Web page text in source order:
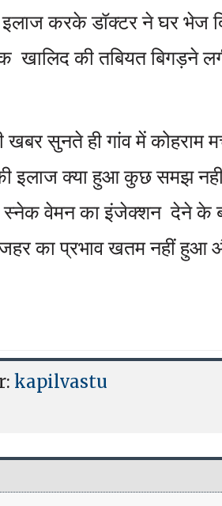
करके डॉक्टर ने घर भेज
खालिद की तबियत बिगड़ने
खबर सुनते ही गांव में कोहराम
इलाज क्या हुआ कुछ समझ
स्नेक वेमन का इंजेक्शन देने के
का प्रभाव खतम नहीं हुआ
kapilvastu